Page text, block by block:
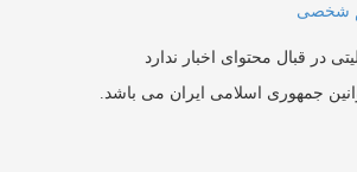
شخصی
در قبال محتوای اخبار ندارد
جمهوری اسلامی ایران می باشد.